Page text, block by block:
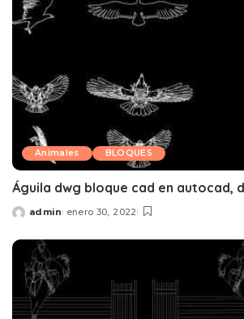
Animales BLOQUES
Águila dwg bloque cad en autocad,
Posted
admin enero 30, 2022